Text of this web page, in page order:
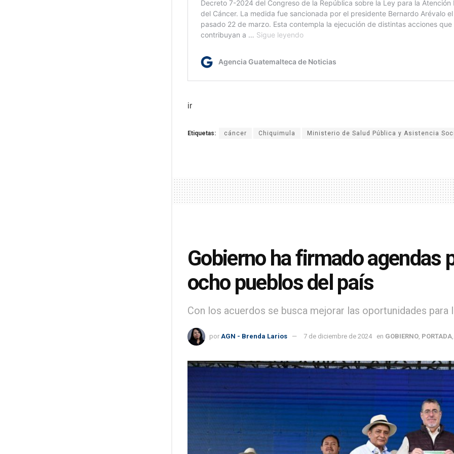
ir
Etiquetas: cáncer Chiquimula Ministerio de Salud Pública y Asistencia
Gobierno ha firmado agendas
ocho pueblos del país
Con los acuerdos se busca mejorar las oportunidades para
por AGN - Brenda Larios 7 de diciembre de 2024 en GOBIERNO PORTADA